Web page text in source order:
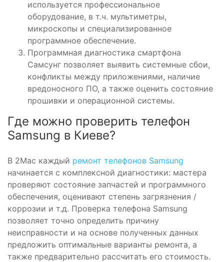
используется профессиональное
оборудование, в т.ч. мультиметры,
микроскопы и специализированное
программное обеспечение.
Программная диагностика смартфона
Самсунг позволяет выявить системные сбои,
конфликты между приложениями, наличие
вредоносного ПО, а также оценить состояние
прошивки и операционной системы.
Где можно проверить телефон
Samsung в Киеве?
В 2Mac каждый ремонт телефонов Samsung
начинается с комплексной диагностики: мастера
проверяют состояние запчастей и программного
обеспечения, оценивают степень загрязнения /
коррозии и т.д. Проверка телефона Samsung
позволяет точно определить причину
неисправности и на основе полученных данных
предложить оптимальные варианты ремонта, а
также предварительно рассчитать его стоимость.